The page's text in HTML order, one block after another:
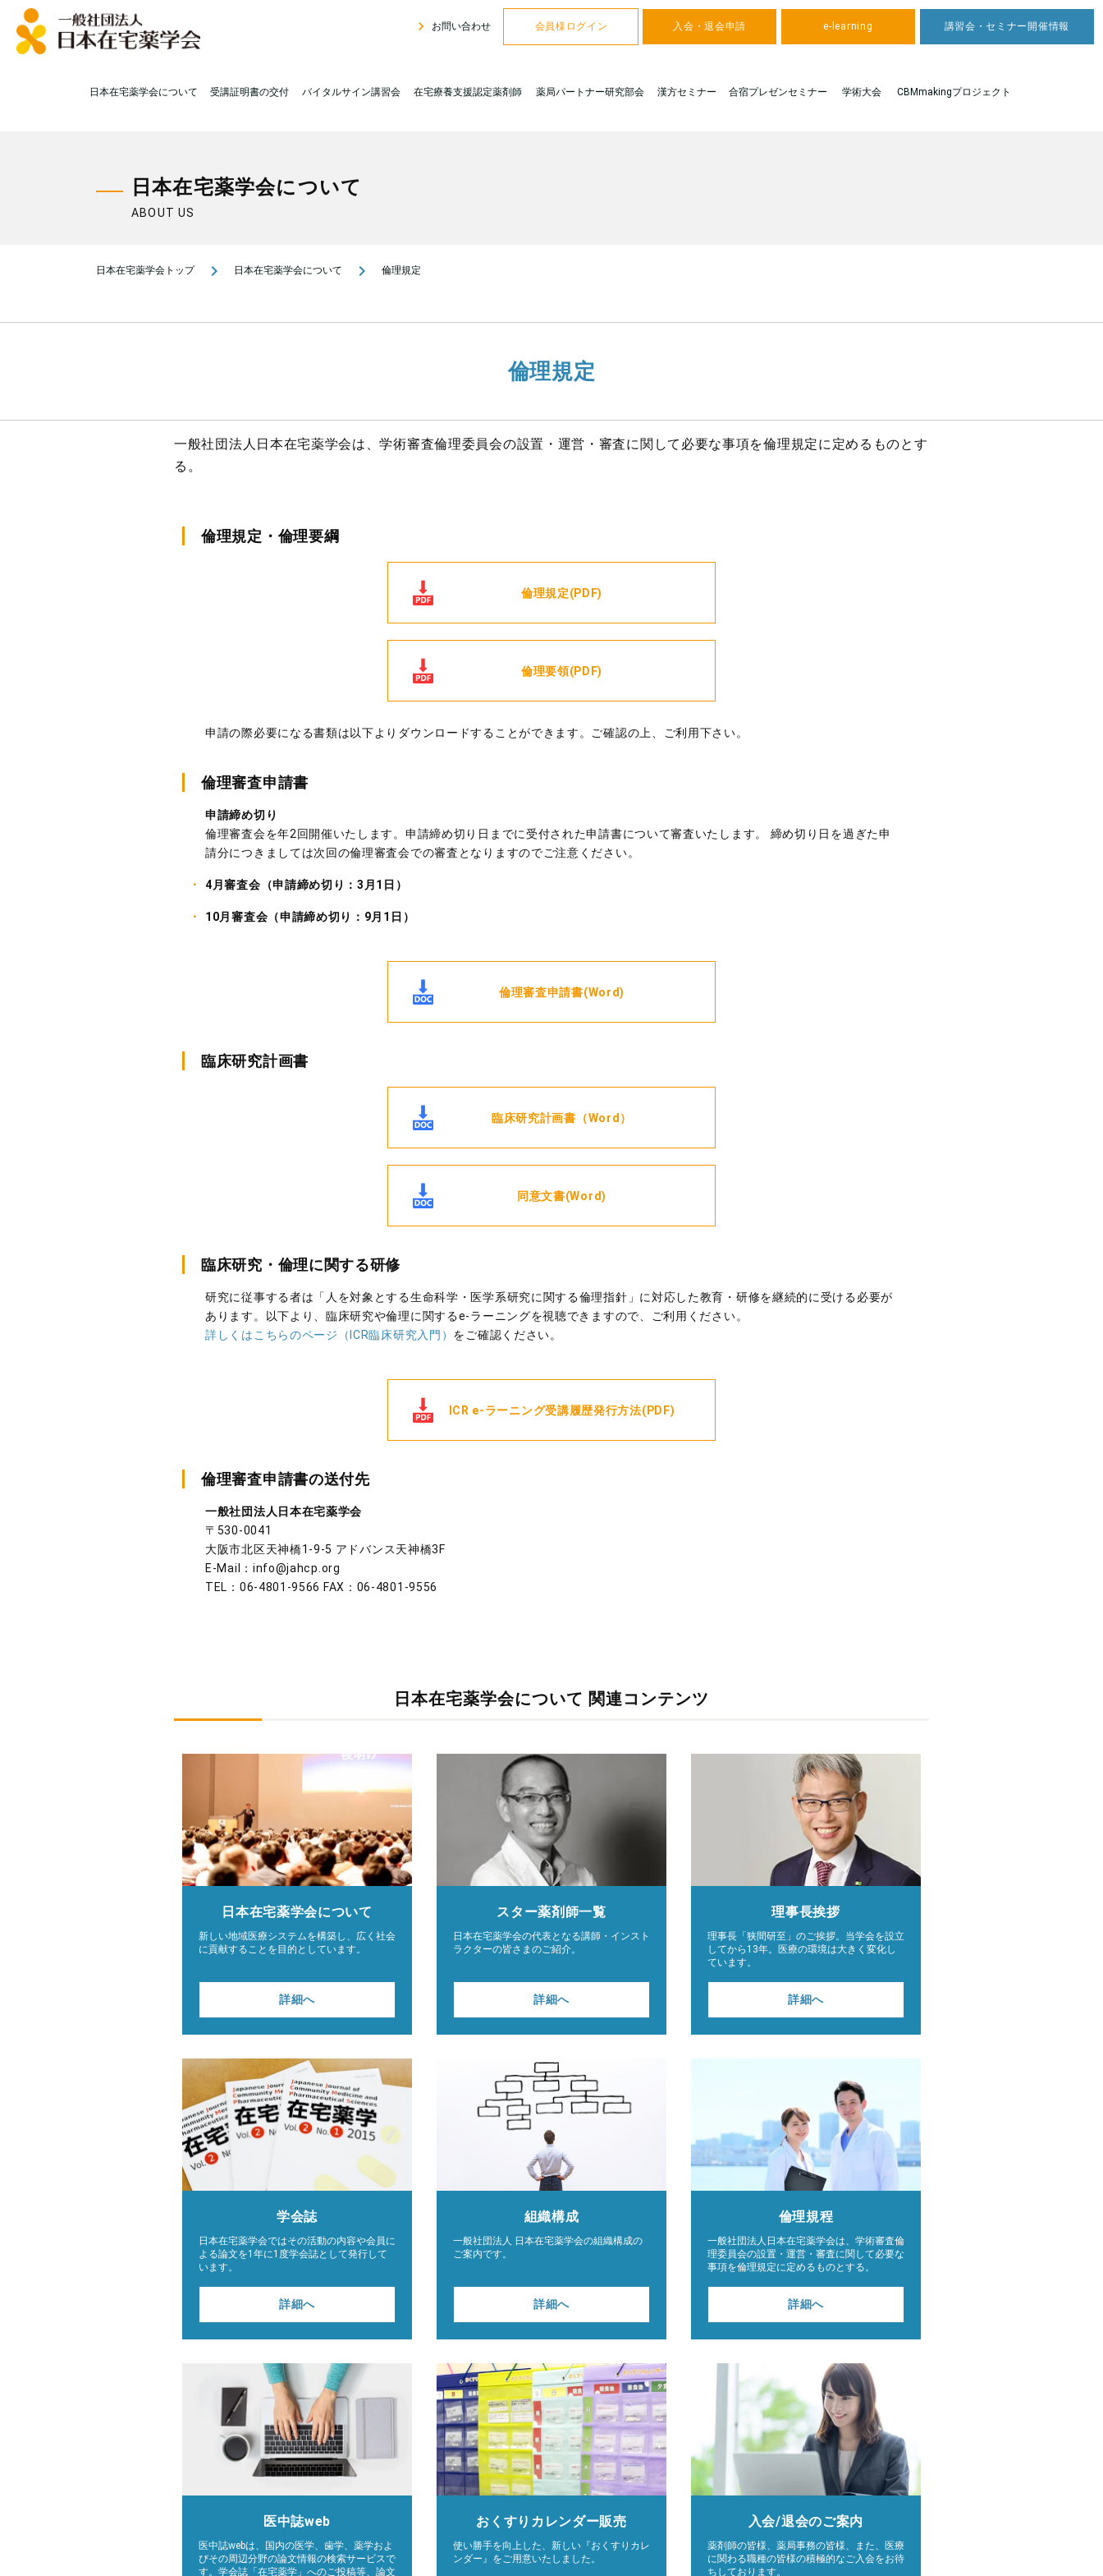
navigate_next お問い合わせ 会員様ログイン 入会・退会申請 e-learning 講習会・セミナー開催情報
日本在宅薬学会について 受講証明書の交付 バイタルサイン講習会 在宅療養支援認定薬剤師 薬局パートナー研究部会 漢方セミナー 合宿プレゼンセミナー 学術大会 CBMmakingプロジェクト
日本在宅薬学会について
ABOUT US
日本在宅薬学会トップ navigate_next 日本在宅薬学会について navigate_next 倫理規定
倫理規定
一般社団法人日本在宅薬学会は、学術審査倫理委員会の設置・運営・審査に関して必要な事項を倫理規定に定めるものとす
る。
倫理規定・倫理要綱
倫理規定(PDF)
倫理要領(PDF)
申請の際必要になる書類は以下よりダウンロードすることができます。ご確認の上、ご利用下さい。
倫理審査申請書
申請締め切り
倫理審査会を年2回開催いたします。申請締め切り日までに受付された申請書について審査いたします。
締め切り日を過ぎた申
請分につきましては次回の倫理審査会での審査となりますのでご注意ください。
4月審査会（申請締め切り：3月1日）
10月審査会（申請締め切り：9月1日）
倫理審査申請書(Word)
臨床研究計画書
臨床研究計画書（Word）
同意文書(Word)
臨床研究・倫理に関する研修
研究に従事する者は「人を対象とする生命科学・医学系研究に関する倫理指針」に対応した教育・研修を継続的に受ける必要が
あります。以下より、臨床研究や倫理に関するe-ラーニングを視聴できますので、ご利用ください。
詳しくはこちらのページ（ICR臨床研究入門） をご確認ください。
ICR e-ラーニング受講履歴発行方法(PDF)
倫理審査申請書の送付先
一般社団法人日本在宅薬学会
〒530-0041
大阪市北区天神橋1-9-5 アドバンス天神橋3F
E-Mail：info@jahcp.org
TEL：06-4801-9566 FAX：06-4801-9556
日本在宅薬学会について 関連コンテンツ
日本在宅薬学会について
新しい地域医療システムを構築し、広く社会
に貢献することを目的としています。
詳細へ
スター薬剤師一覧
日本在宅薬学会の代表となる講師・インスト
ラクターの皆さまのご紹介。
詳細へ
理事長挨拶
理事長「狭間研至」のご挨拶。当学会を設立
してから13年。医療の環境は大きく変化し
ています。
詳細へ
学会誌
日本在宅薬学会ではその活動の内容や会員に
よる論文を1年に1度学会誌として発行して
います。
詳細へ
組織構成
一般社団法人 日本在宅薬学会の組織構成の
ご案内です。
詳細へ
倫理規程
一般社団法人日本在宅薬学会は、学術審査倫
理委員会の設置・運営・審査に関して必要な
事項を倫理規定に定めるものとする。
詳細へ
医中誌web
医中誌webは、国内の医学、歯学、薬学およ
びその周辺分野の論文情報の検索サービスで
す。学会誌「在宅薬学」へのご投稿等、論文
おくすり カレンダー販売
使い勝手を向上した、新しい『おくすりカレ
ンダー』をご用意いたしました。
入会/退会のご案内
薬剤師の皆様、薬局事務の皆様、また、医療
に関わる職種の皆様の積極的なご入会をお待
ちしております。